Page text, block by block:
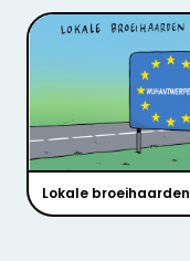
Lokale broeihaarden